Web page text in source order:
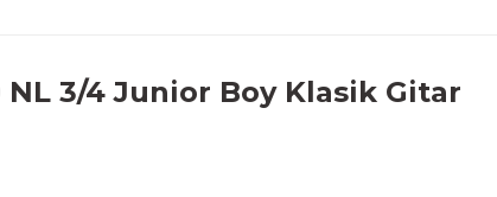
NL 3/4 Junior Boy Klasik Gitar